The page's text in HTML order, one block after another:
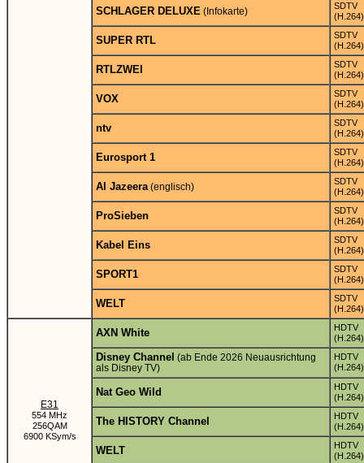
SCHLAGER DELUXE (Infokarte)
SDTV
(H.264)
SUPER RTL
SDTV
(H.264)
RTLZWEI
SDTV
(H.264)
VOX
SDTV
(H.264)
ntv
SDTV
(H.264)
Eurosport 1
SDTV
(H.264)
Al Jazeera(englisch)
SDTV
(H.264)
ProSieben
SDTV
(H.264)
Kabel Eins
SDTV
(H.264)
SPORT1
SDTV
(H.264)
WELT
SDTV
(H.264)
E31
554 MHz
256QAM
6900 KSym/s
AXN White
HDTV
(H.264)
Disney Channel (ab Ende 2026 Neuausrichtung
als Disney TV)
HDTV
(H.264)
Nat Geo Wild
HDTV
(H.264)
The HISTORY Channel
HDTV
(H.264)
WELT
HDTV
(H.264)